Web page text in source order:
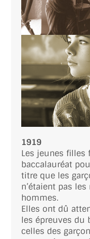
1919
Les jeunes filles
baccalauréat
titre que les
n’étaient pas
hommes.
Elles ont dû
les épreuves du
celles des